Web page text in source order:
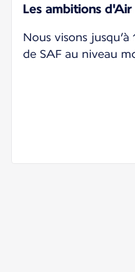
Les ambitions d'Air
Nous visons
de SAF au niveau